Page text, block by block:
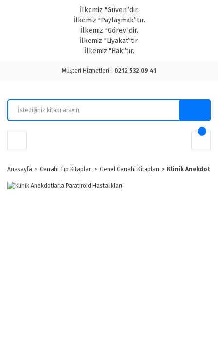
İlkemiz "Güven”dir.
İlkemiz "Paylaşmak”tır.
İlkemiz "Görev”dir.
İlkemiz "Liyakat”tir.
İlkemiz "Hak”tır.
Müşteri Hizmetleri : 0212 532 09 41
Anasayfa Cerrahi Tıp Kitapları Genel Cerrahi Kitapları Klinik